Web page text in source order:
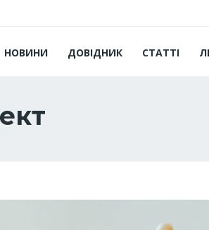
НОВИНИ ДОВІДНИК СТАТТІ